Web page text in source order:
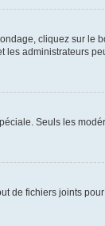
cliquez sur le
administrateurs
Seuls les
de fichiers joints